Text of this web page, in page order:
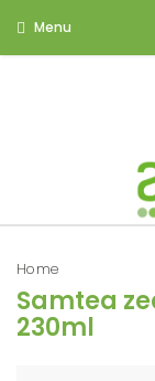
Menu
Home
Samtea
230ml